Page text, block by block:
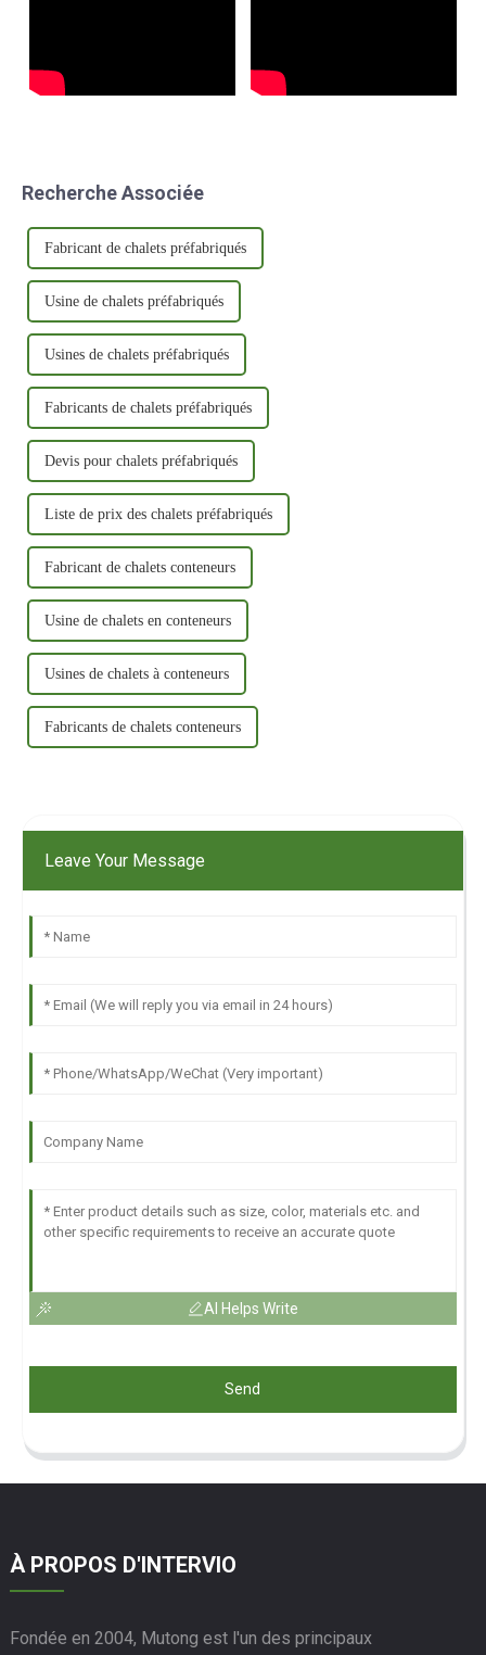
Recherche Associée
Fabricant de chalets préfabriqués
Usine de chalets préfabriqués
Usines de chalets préfabriqués
Fabricants de chalets préfabriqués
Devis pour chalets préfabriqués
Liste de prix des chalets préfabriqués
Fabricant de chalets conteneurs
Usine de chalets en conteneurs
Usines de chalets à conteneurs
Fabricants de chalets conteneurs
Leave Your Message
AI Helps Write
Send
À PROPOS D'INTERVIO
Fondée en 2004, Mutong est l'un des principaux